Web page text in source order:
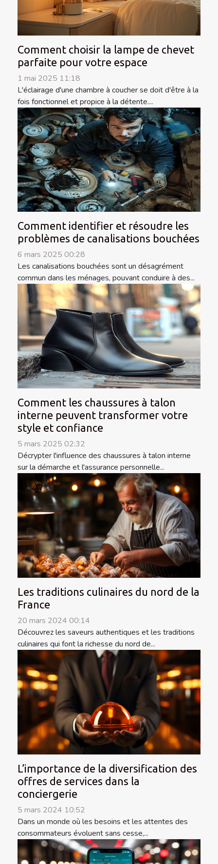
Comment choisir la lampe de chevet
parfaite pour votre espace
1 mai 2025 11:18
L'éclairage d'une chambre à coucher se doit d'être à la
fois fonctionnel et propice à la détente....
Comment identifier et résoudre les
problèmes de canalisations bouchées
6 mars 2025 00:28
Les canalisations bouchées sont un désagrément
commun dans les ménages, pouvant conduire à des...
Comment les chaussures à talon
interne peuvent transformer votre
style et confiance
5 mars 2025 02:32
Décrypter l'influence des chaussures à talon interne
sur la démarche et l'assurance personnelle...
Les traditions culinaires du nord de la
France
20 mars 2024 00:14
Découvrez les saveurs authentiques et les traditions
culinaires qui font la richesse du nord de...
L’importance de la diversification des
offres de services dans la
conciergerie
5 mars 2024 10:52
Dans un monde où les besoins et les attentes des
consommateurs évoluent sans cesse,...